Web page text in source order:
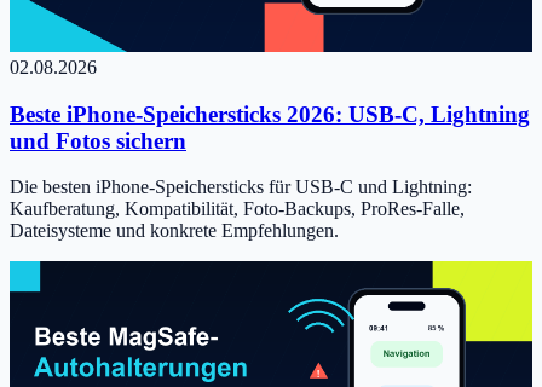
02.08.2026
Beste iPhone-Speichersticks 2026: USB-C, Lightning
und Fotos sichern
Die besten iPhone-Speichersticks für USB-C und Lightning:
Kaufberatung, Kompatibilität, Foto-Backups, ProRes-Falle,
Dateisysteme und konkrete Empfehlungen.